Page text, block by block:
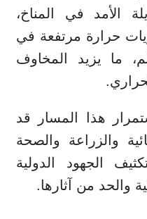
الأمد في المناخ،
حرارة مرتفعة في
ما يزيد المخاوف
هذا المسار قد
والزراعة والصحة
الجهود الدولية
والحد من آثارها.